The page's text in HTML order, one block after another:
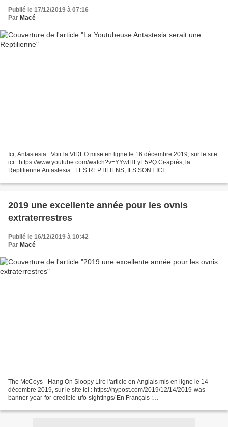
Publié le 17/12/2019 à 07:16
Par Macé
Ici, Antastesia.. Voir la VIDEO mise en ligne le 16 décembre 2019, sur le site
ici : https://www.youtube.com/watch?v=YYwfHLyE5PQ Ci-après, la
Reptilienne Antastesia : LES REPTILIENS, ILS SONT ICI... :
reptiliens-lezards.html...
2019 une excellente année pour les ovnis
extraterrestres
Publié le 16/12/2019 à 10:42
Par Macé
The McCoys - Hang On Sloopy Lire l'article en Anglais mis en ligne le 14
décembre 2019, sur le site ici : https://nypost.com/2019/12/14/2019-was-
banner-year-for-credible-ufo-sightings/ En Français :
ref=TVert&from=&to=fr&a=https://nypost.com/2019/12/14/2019-was-banner-